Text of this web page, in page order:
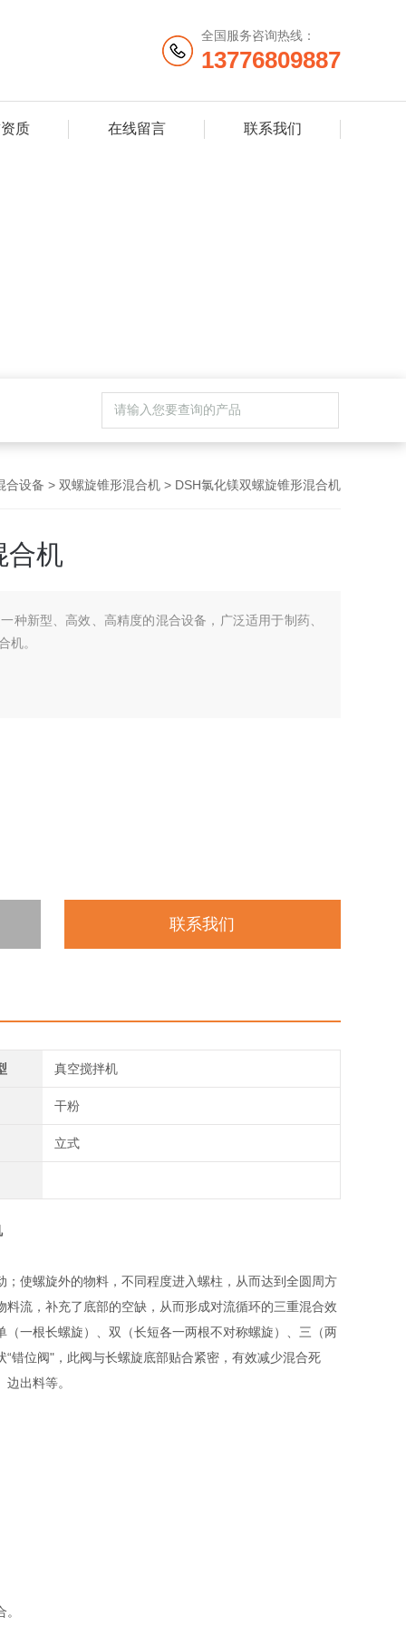
全国服务咨询热线：
13776809887
质 在线留言 联系我们
合设备 > 双螺旋锥形混合机 > DSH氯化镁双螺旋锥形混合机
合机
种新型、高效、高精度的混合设备，广泛适用于制药、
机。
联系我们
真空搅拌机
干粉
立式
使螺旋外的物料，不同程度进入螺柱，从而达到全圆周方
流，补充了底部的空缺，从而形成对流循环的三重混合效
一根长螺旋）、双（长短各一两根不对称螺旋）、三（两
错位阀"，此阀与长螺旋底部贴合紧密，有效减少混合死
出料等。